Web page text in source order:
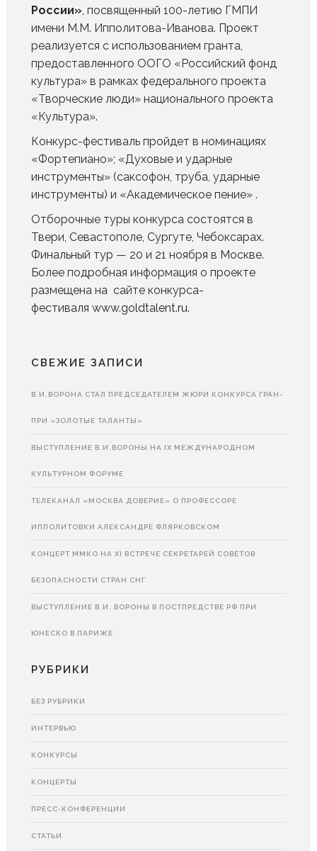
России» , посвященный 100-летию ГМПИ
имени М.М. Ипполитова-Иванова. Проект
реализуется с использованием гранта,
предоставленного ООГО «Российский фонд
культура» в рамках федерального проекта
«Творческие люди» национального проекта
«Культура».
Конкурс-фестиваль пройдет в номинациях
«Фортепиано»; «Духовые и ударные
инструменты» (саксофон, труба, ударные
инструменты) и «Академическое пение» .
Отборочные туры конкурса состоятся в
Твери, Севастополе, Сургуте, Чебоксарах.
Финальный тур — 20 и 21 ноября в Москве.
Более подробная информация о проекте
размещена на сайте конкурса-
фестиваля www.goldtalent.ru.
СВЕЖИЕ ЗАПИСИ
В.И.ВОРОНА СТАЛ ПРЕДСЕДАТЕЛЕМ ЖЮРИ КОНКУРСА ГРАН-
ПРИ «ЗОЛОТЫЕ ТАЛАНТЫ»
ВЫСТУПЛЕНИЕ В.И.ВОРОНЫ НА IX МЕЖДУНАРОДНОМ
КУЛЬТУРНОМ ФОРУМЕ
ТЕЛЕКАНАЛ «МОСКВА ДОВЕРИЕ» О ПРОФЕССОРЕ
ИППОЛИТОВКИ АЛЕКСАНДРЕ ФЛЯРКОВСКОМ
КОНЦЕРТ ММКО НА XI ВСТРЕЧЕ СЕКРЕТАРЕЙ СОВЕТОВ
БЕЗОПАСНОСТИ СТРАН СНГ
ВЫСТУПЛЕНИЕ В.И. ВОРОНЫ В ПОСТПРЕДСТВЕ РФ ПРИ
ЮНЕСКО В ПАРИЖЕ
РУБРИКИ
БЕЗ РУБРИКИ
ИНТЕРВЬЮ
КОНКУРСЫ
КОНЦЕРТЫ
ПРЕСС-КОНФЕРЕНЦИИ
СТАТЬИ